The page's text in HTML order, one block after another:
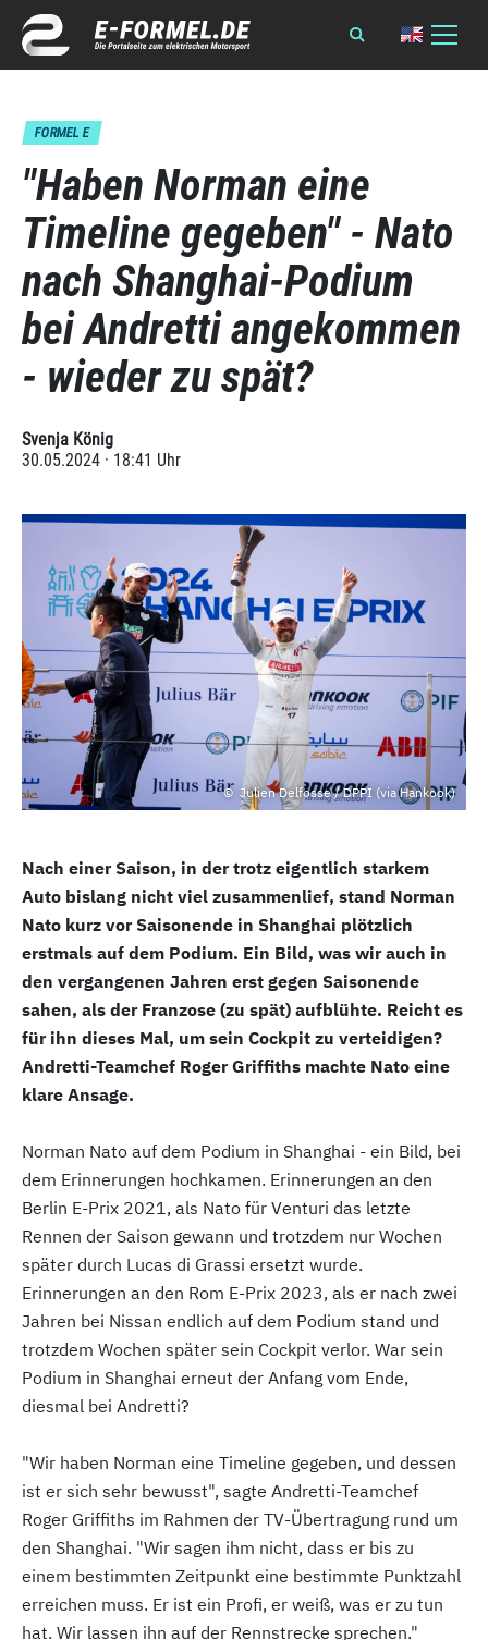
FORMEL E
"Haben Norman eine
Timeline gegeben" - Nato
nach Shanghai-Podium
bei Andretti angekommen
- wieder zu spät?
Svenja König
30.05.2024 · 18:41 Uhr
Julien Delfosse / DPPI (via Hankook)
Nach einer Saison, in der trotz eigentlich starkem
Auto bislang nicht viel zusammenlief, stand Norman
Nato kurz vor Saisonende in Shanghai plötzlich
erstmals auf dem Podium. Ein Bild, was wir auch in
den vergangenen Jahren erst gegen Saisonende
sahen, als der Franzose (zu spät) aufblühte. Reicht es
für ihn dieses Mal, um sein Cockpit zu verteidigen?
Andretti-Teamchef Roger Griffiths machte Nato eine
klare Ansage.
Norman Nato auf dem Podium in Shanghai - ein Bild, bei
dem Erinnerungen hochkamen. Erinnerungen an den
Berlin E-Prix 2021, als Nato für Venturi das letzte
Rennen der Saison gewann und trotzdem nur Wochen
später durch Lucas di Grassi ersetzt wurde.
Erinnerungen an den Rom E-Prix 2023, als er nach zwei
Jahren bei Nissan endlich auf dem Podium stand und
trotzdem Wochen später sein Cockpit verlor. War sein
Podium in Shanghai erneut der Anfang vom Ende,
diesmal bei Andretti?
"Wir haben Norman eine Timeline gegeben, und dessen
ist er sich sehr bewusst", sagte Andretti-Teamchef
Roger Griffiths im Rahmen der TV-Übertragung rund um
den Shanghai. "Wir sagen ihm nicht, dass er bis zu
einem bestimmten Zeitpunkt eine bestimmte Punktzahl
erreichen muss. Er ist ein Profi, er weiß, was er zu tun
hat. Wir lassen ihn auf der Rennstrecke sprechen."